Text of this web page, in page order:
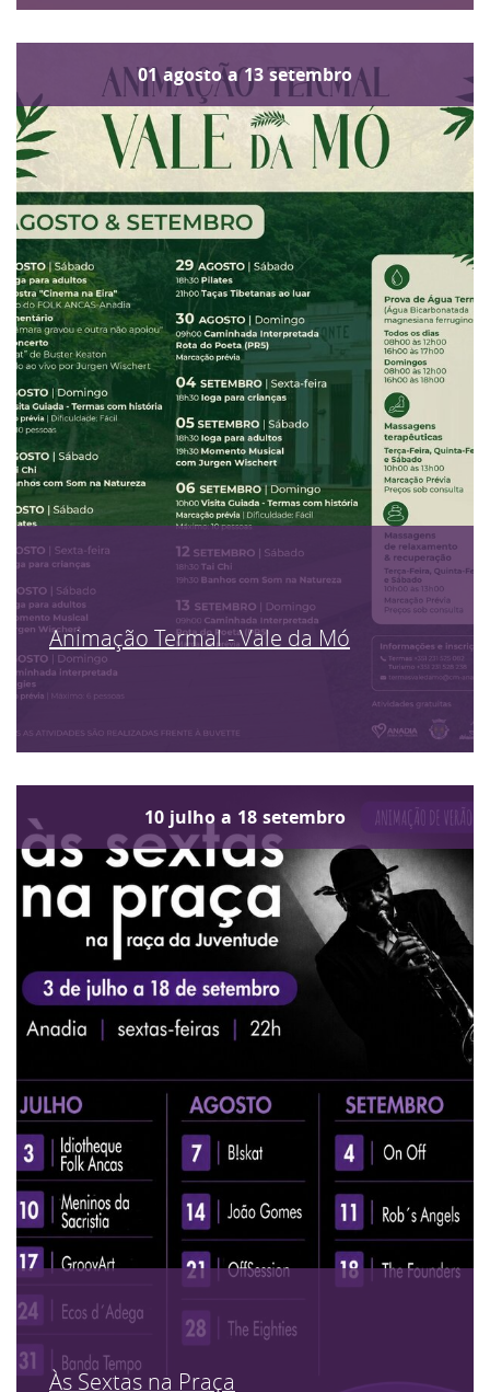
01 agosto a 13 setembro
Animação Termal - Vale da Mó
10 julho a 18 setembro
Às Sextas na Praça